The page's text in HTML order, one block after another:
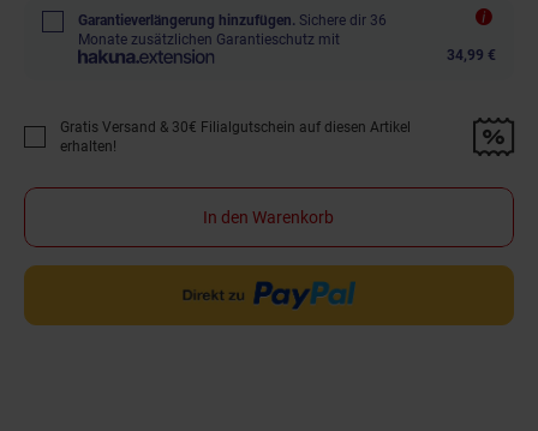
Garantieverlängerung hinzufügen. Sichere dir 36
Monate zusätzlichen Garantieschutz mit
34,99 €
Promotion "Gratis Versand &amp; 30€ Filialgutschein auf diesen Artikel
Gratis Versand & 30€ Filialgutschein auf diesen Artikel
erhalten!
In den Warenkorb